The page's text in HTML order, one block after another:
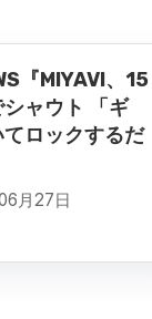
『MIYAVI、15
ャウト 「ギ
ロックするだ
月27日